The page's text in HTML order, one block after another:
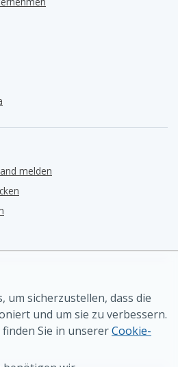
melden
um sicherzustellen, dass die
und um sie zu verbessern.
Sie in unsererCookie-